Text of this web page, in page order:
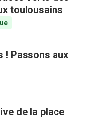
toulousains
! Passons aux
de la place